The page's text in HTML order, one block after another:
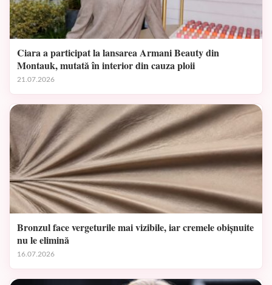
Ciara a participat la lansarea Armani Beauty din
Montauk, mutată în interior din cauza ploii
21.07.2026
Bronzul face vergeturile mai vizibile, iar cremele obișnuite
nu le elimină
16.07.2026